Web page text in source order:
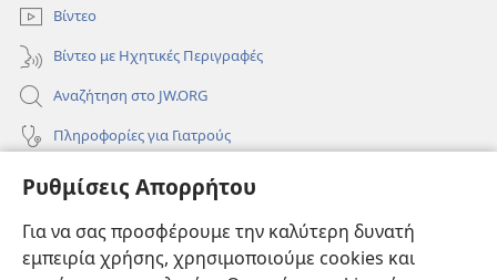
Ρυθμίσεις Απορρήτου
Για να σας προσφέρουμε την καλύτερη δυνατή
εμπειρία χρήσης, χρησιμοποιούμε cookies και
Βίντεο
Βίντεο με Ηχητικές Περιγραφές
Αναζήτηση στο JW.ORG
Πληροφορίες για Γιατρούς
Πληροφορίες για Επίσημους Φορείς και ΜΜΕ
Συνεισφορές